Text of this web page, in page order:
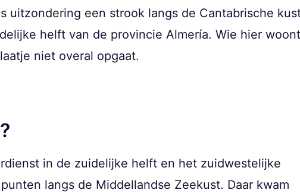
uitzondering een strook langs de Cantabrische
helft van de provincie Almería. Wie hier
niet overal opgaat.
in de zuidelijke helft en het zuidwestelijke
langs de Middellandse Zeekust. Daar kwam